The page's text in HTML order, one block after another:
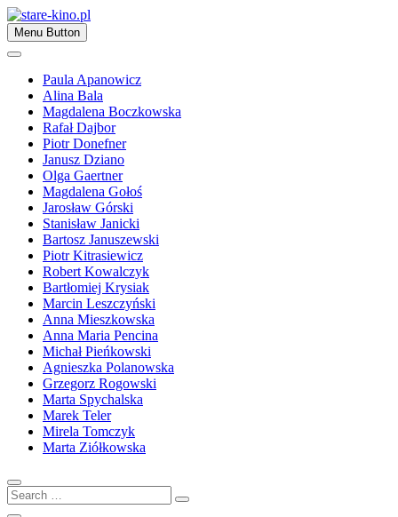
Skip
to
content
stare-kino.pl
Zapraszamy
Menu Button
Paula Apanowicz
Alina Bala
Magdalena Boczkowska
Rafał Dajbor
Piotr Donefner
Janusz Dziano
Olga Gaertner
Magdalena Gołoś
Jarosław Górski
Stanisław Janicki
Bartosz Januszewski
Piotr Kitrasiewicz
Robert Kowalczyk
Bartłomiej Krysiak
Marcin Leszczyński
Anna Mieszkowska
Anna Maria Pencina
Michał Pieńkowski
Agnieszka Polanowska
Grzegorz Rogowski
Marta Spychalska
Marek Teler
Mirela Tomczyk
Marta Ziółkowska
Search
…